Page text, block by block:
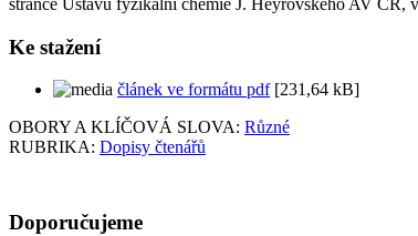
Ke stažení
článek ve formátu pdf[231,64 kB]
OBORY A KLÍČOVÁ SLOVA: Různé
RUBRIKA: Dopisy čtenářů
Doporučujeme